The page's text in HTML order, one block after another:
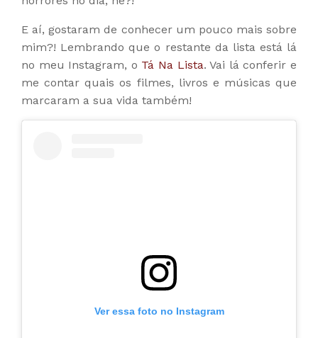
E aí, gostaram de conhecer um pouco mais sobre
mim?! Lembrando que o restante da lista está lá
no meu Instagram, o Tá Na Lista. Vai lá conferir e
me contar quais os filmes, livros e músicas que
marcaram a sua vida também!
Ver essa foto no Instagram